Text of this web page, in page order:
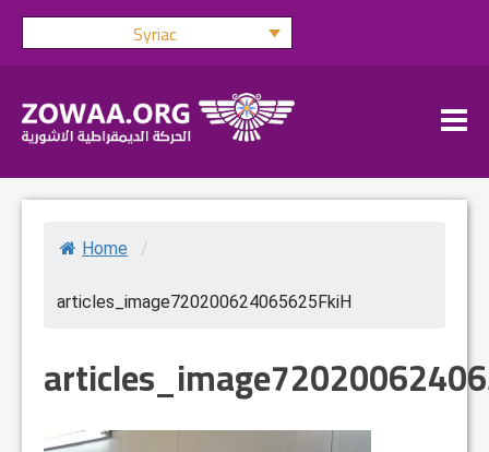
Skip
Syriac
Home /
articles_image720200624065625FkiH